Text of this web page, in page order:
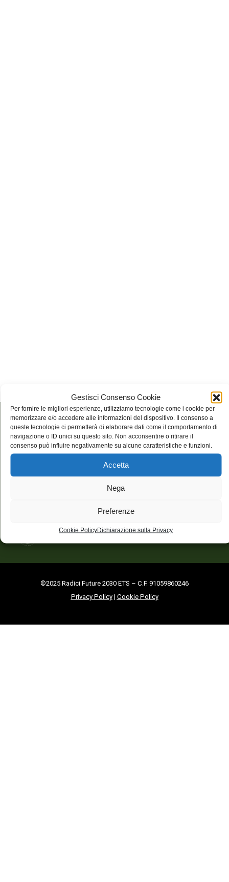
Gestisci Consenso Cookie
Per fornire le migliori esperienze, utilizziamo tecnologie come i cookie per
memorizzare e/o accedere alle informazioni del dispositivo. Il consenso a
queste tecnologie ci permetterà di elaborare dati come il comportamento di
navigazione o ID unici su questo sito. Non acconsentire o ritirare il
consenso può influire negativamente su alcune caratteristiche e funzioni.
Accetta
Nega
Preferenze
Cookie PolicyDichiarazione sulla Privacy
Radici Future 2030
Sostenibilità, economia
circolare ed etica
CONTATTI
info@radicifuture2030.org
PRESS OFFICE
©2025 Radici Future 2030 ETS – C.F. 91059860246
Privacy Policy| Cookie Policy